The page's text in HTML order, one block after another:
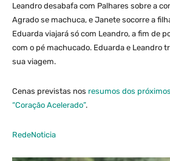
Leandro desabafa com Palhares sobre a
Agrado se machuca, e Janete socorre a
Eduarda viajará só com Leandro, a fim de
com o pé machucado. Eduarda e Leandro
sua viagem.
Cenas previstas nos resumos dos
“Coração Acelerado”.
RedeNoticia